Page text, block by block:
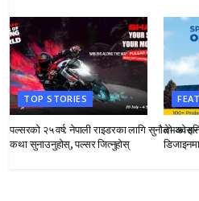
TOP STORIES
पल्सरको २५ वर्ष: नेपाली राइडरका लागि सुनौलो अवसर
कथा सुनाउनुहोस्, पल्सर जित्नुहोस्
देभको